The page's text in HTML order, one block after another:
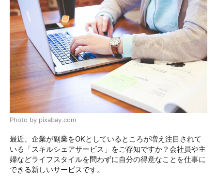
Photo by pixabay.com
最近、企業が副業をOKとしているところが増え注目されて
いる「スキルシェアサービス」をご存知ですか？会社員や主
婦などライフスタイルを問わずに自分の得意なことを仕事に
できる新しいサービスです。